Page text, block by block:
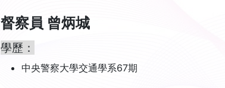
督察員 曾炳城
學歷：
中央警察大學交通學系67期